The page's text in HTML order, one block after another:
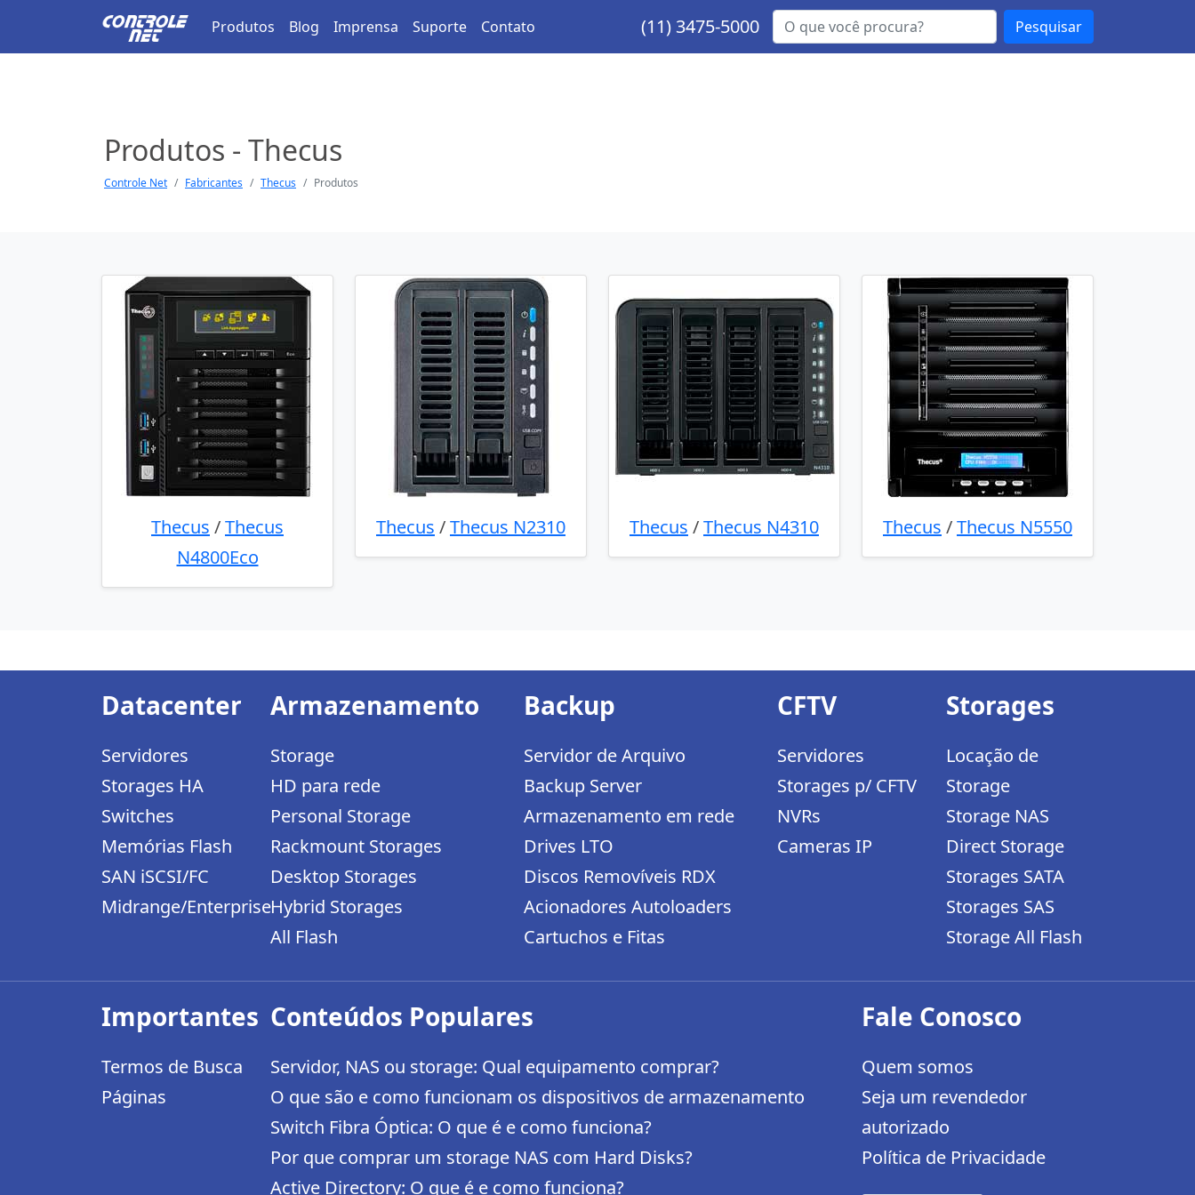
Produtos Blog Imprensa Suporte Contato (11) 3475-5000 Pesquisar
Produtos - Thecus
Controle Net Fabricantes Thecus Produtos
Thecus /Thecus
N4800Eco
Thecus /Thecus N2310 Thecus /Thecus N4310 Thecus /Thecus N5550
Datacenter
Servidores
Storages HA
Switches
Memórias Flash
SAN iSCSI/FC
Midrange/Enterprise
Armazenamento
Storage
HD para rede
Personal Storage
Rackmount Storages
Desktop Storages
Hybrid Storages
All Flash
Backup
Servidor de Arquivo
Backup Server
Armazenamento em rede
Drives LTO
Discos Removíveis RDX
Acionadores Autoloaders
Cartuchos e Fitas
CFTV
Servidores
Storages p/ CFTV
NVRs
Cameras IP
Storages
Locação de
Storage
Storage NAS
Direct Storage
Storages SATA
Storages SAS
Storage All Flash
Importantes
Termos de Busca
Páginas
Conteúdos Populares
Servidor, NAS ou storage: Qual equipamento comprar?
O que são e como funcionam os dispositivos de armazenamento
Switch Fibra Óptica: O que é e como funciona?
Por que comprar um storage NAS com Hard Disks?
Active Directory: O que é e como funciona?
Fale Conosco
Quem somos
Seja um revendedor
autorizado
Política de Privacidade